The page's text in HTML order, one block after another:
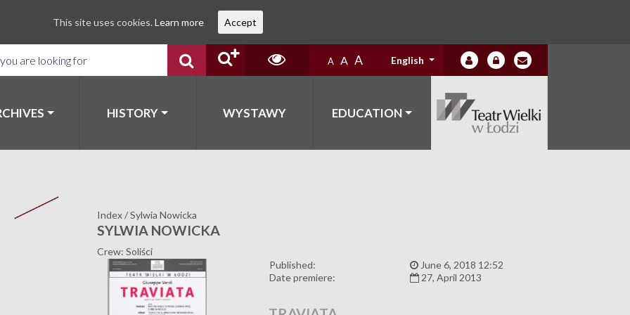
A A A English
HISTORY WYSTAWY EDUCATION
Index/Sylwia Nowicka
SYLWIA NOWICKA
Crew: Soliści
Published:
June 6, 2018 12:52
Date premiere:
27, April 2013
This site uses cookies. Learn more Accept